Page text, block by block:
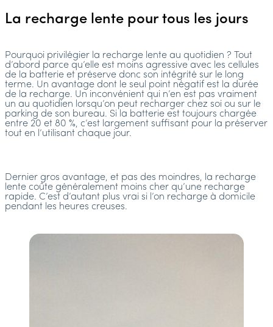
La recharge lente pour tous les jours
Pourquoi privilégier la recharge lente au quotidien ? Tout
d’abord parce qu’elle est moins agressive avec les cellules
de la batterie et préserve donc son intégrité sur le long
terme. Un avantage dont le seul point négatif est la durée
de la recharge. Un inconvénient qui n’en est pas vraiment
un au quotidien lorsqu’on peut recharger chez soi ou sur le
parking de son bureau. Si la batterie est toujours chargée
entre 20 et 80 %, c’est largement suffisant pour la préserver
tout en l’utilisant chaque jour.
Dernier gros avantage, et pas des moindres, la recharge
lente coûte généralement moins cher qu’une recharge
rapide. C’est d’autant plus vrai si l’on recharge à domicile
pendant les heures creuses.